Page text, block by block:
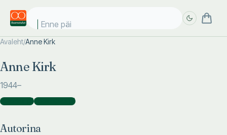
Enne päike
Avaleht/Anne Kirk
Anne Kirk
1944–
Autorina )Koostajana )
Autorina